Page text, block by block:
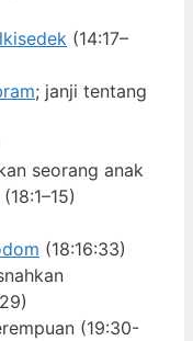
(14:17–
; janji tentang
seorang anak
(18:1–15)
(18:16:33)
(19:30-